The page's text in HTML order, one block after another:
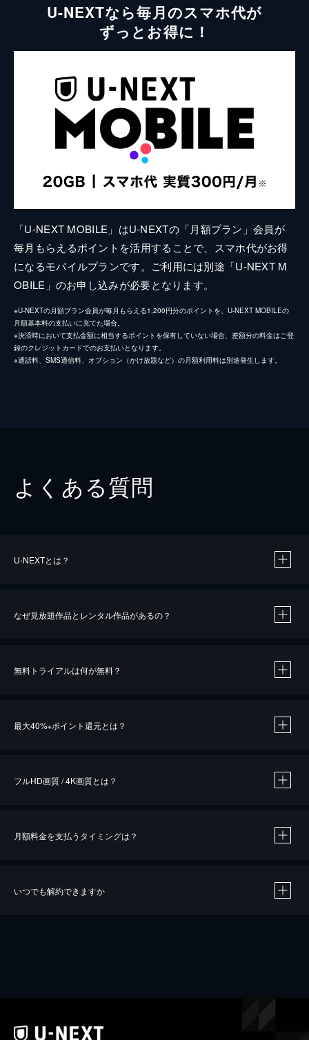
U-NEXTなら毎月のスマホ代が
ずっとお得に！
「U-NEXT MOBILE」はU-NEXTの「月額プラン」会員が
毎月もらえるポイントを活用することで、スマホ代がお得
になるモバイルプランです。ご利用には別途「U-NEXT M
OBILE」のお申し込みが必要となります。
※U-NEXTの月額プラン会員が毎月もらえる1,200円分のポイントを、U-NEXT MOBILEの
月額基本料の支払いに充てた場合。
※決済時において支払金額に相当するポイントを保有していない場合、差額分の料金はご登
録のクレジットカードでのお支払いとなります。
※通話料、SMS通信料、オプション（かけ放題など）の月額利用料は別途発生します。
よくある質問
U-NEXTとは？
なぜ見放題作品とレンタル作品があるの？
無料トライアルは何が無料？
最大40%※ポイント還元とは？
※40％ポイント還元の対象は、クレジットカード決済による作品の購入 / レンタルです。
フルHD画質 / 4K画質とは？
月額料金を支払うタイミングは？
いつでも解約できますか